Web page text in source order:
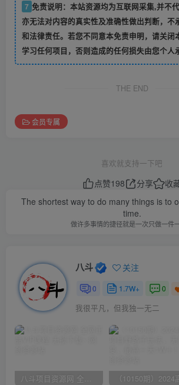
7 免责说明：本站资源均为互联网采集,并不
亦无法对内容的真实性及准确性做出判断，不
和法律责任。若您不同意本免责申明，请关闭
学习任何项目，否则造成的任何损失由您个人
THE END
会员专属
喜欢就支持一下吧
点赞198 分享
收
The shortest way to do many things is to
time.
做许多事情的捷径就是一次只做一件
八斗 关注
0 1.7W+ 0
我很平凡，但我独一无二
八斗项目资源网 全网正品VIP课程 无损下载~